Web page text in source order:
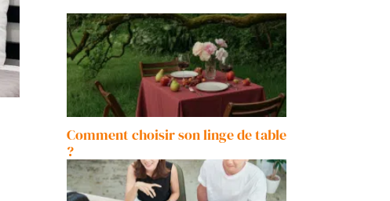
Comment choisir son linge de table
?